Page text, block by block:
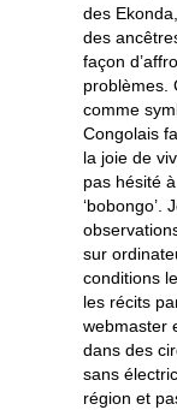
des
des
façon
problèmes.
comme
Congolais
la joie de
pas hésité
‘bobongo’.
sur
conditions
les récits
webmaster
dans des
sans
région et